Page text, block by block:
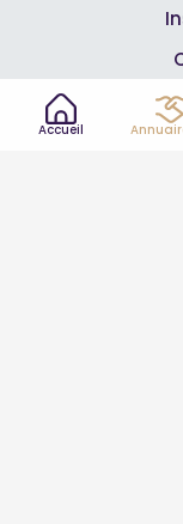
Accueil